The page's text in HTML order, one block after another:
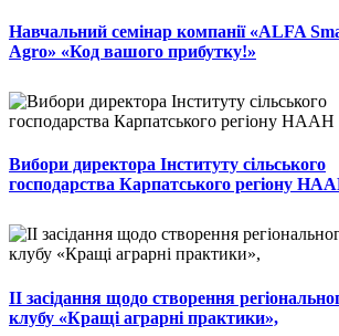
Навчальний семінар компанії «ALFA
Agro» «Код вашого прибутку!»
Вибори директора Інституту сільського
господарства Карпатського регіону
ІІ засідання щодо створення
клубу «Кращі аграрні практики»,